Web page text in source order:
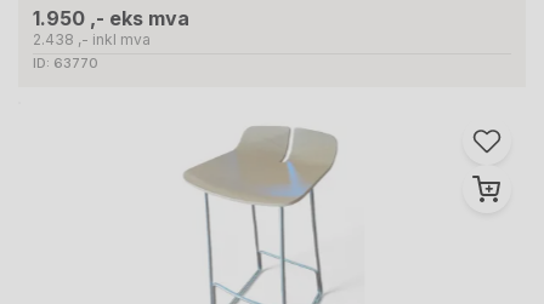
1.950 ,- eks mva
2.438 ,- inkl mva
ID: 63770